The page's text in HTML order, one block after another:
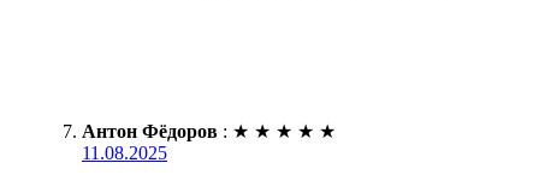
Антон Фёдоров : ★ ★ ★ ★ ★
11.08.2025